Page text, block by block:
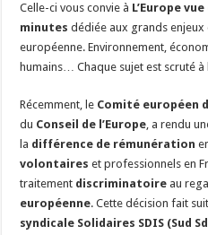
Celle-ci vous convie à L’Europe vue
minutes dédiée aux grands enjeux
européenne. Environnement,
humains… Chaque sujet est scruté à
Récemment, le Comité européen
du Conseil de l’Europe, a rendu
la différence de rémunération
volontaires et professionnels en
traitement discriminatoire au
européenne. Cette décision fait
syndicale Solidaires SDIS (Sud